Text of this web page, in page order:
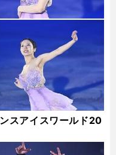
スアイスワールド20